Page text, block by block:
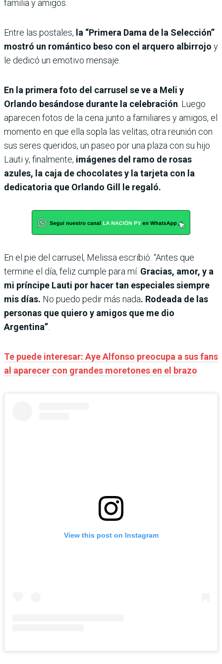
familia y amigos.
Entre las postales, la “Primera Dama de la Selección”
mostró un romántico beso con el arquero albirrojo y
le dedicó un emotivo mensaje.
En la primera foto del carrusel se ve a Meli y
Orlando besándose durante la celebración . Luego
aparecen fotos de la cena junto a familiares y amigos, el
momento en que ella sopla las velitas, otra reunión con
sus seres queridos, un paseo por una plaza con su hijo
Lauti y, finalmente, imágenes del ramo de rosas
azules, la caja de chocolates y la tarjeta con la
dedicatoria que Orlando Gill le regaló.
En el pie del carrusel, Melissa escribió: “Antes que
termine el día, feliz cumple para mí. Gracias, amor, y a
mi príncipe Lauti por hacer tan especiales siempre
mis días. No puedo pedir más nada. Rodeada de las
personas que quiero y amigos que me dio
Argentina”
Te puede interesar: Aye Alfonso preocupa a sus fans
al aparecer con grandes moretones en el brazo
View this post on Instagram